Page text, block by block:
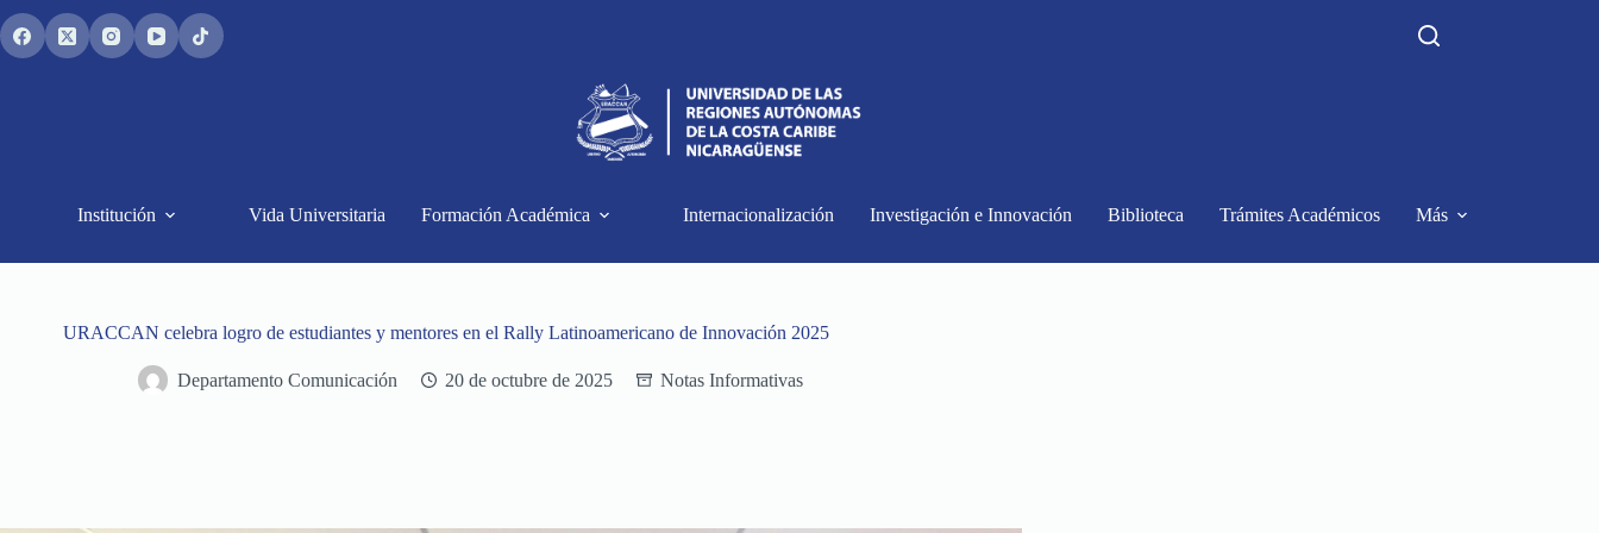
Saltar
al
contenido
Institución Vida Universitaria Formación Académica Internacionalización Investigación e Innovación Biblioteca Trámites Académicos Más
URACCAN celebra logro de estudiantes y mentores en el Rally Latinoamericano de Innovación 2025
Departamento Comunicación 20 de octubre de 2025 Notas Informativas